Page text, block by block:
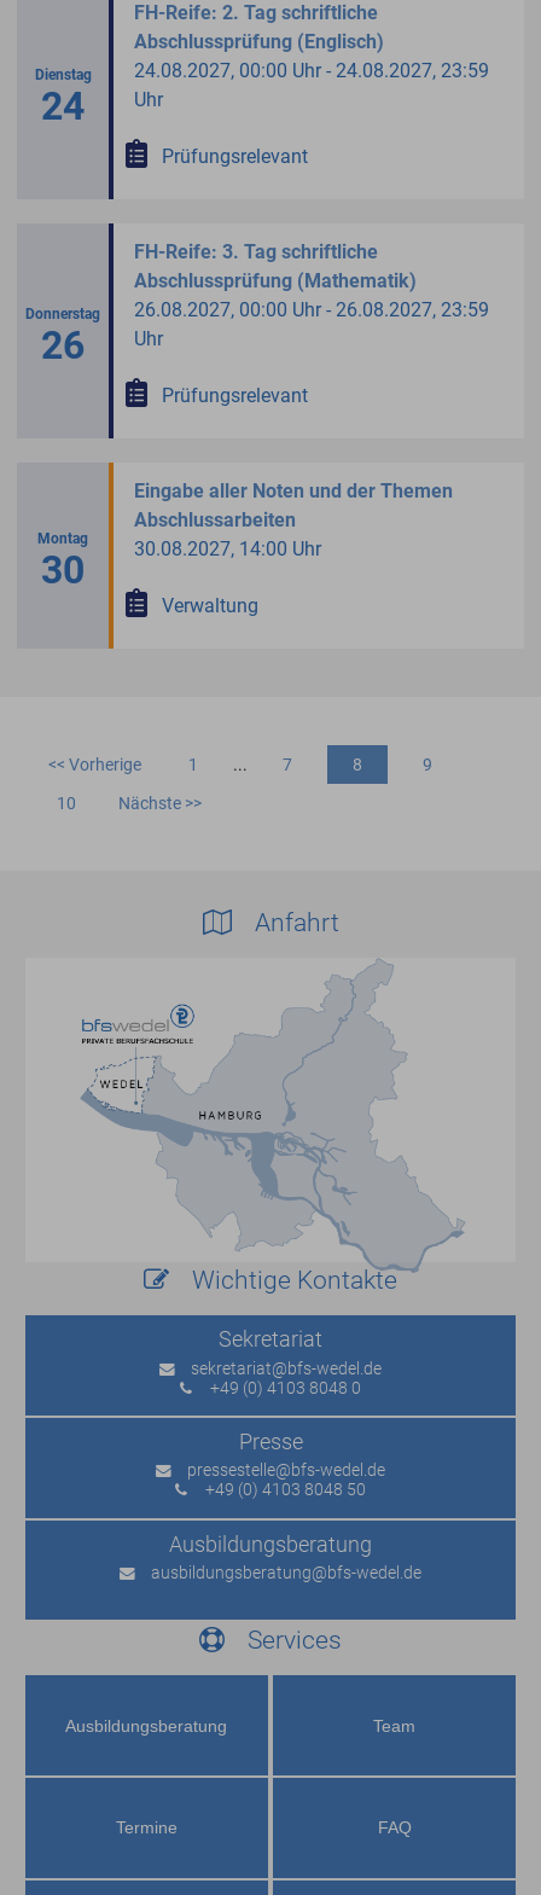
Dienstag
24
FH-Reife: 2. Tag schriftliche
Abschlussprüfung (Englisch)
24.08.2027, 00:00 Uhr - 24.08.2027, 23:59
Uhr
Prüfungsrelevant
Donnerstag
26
FH-Reife: 3. Tag schriftliche
Abschlussprüfung (Mathematik)
26.08.2027, 00:00 Uhr - 26.08.2027, 23:59
Uhr
Prüfungsrelevant
Montag
30
Eingabe aller Noten und der Themen
Abschlussarbeiten
30.08.2027, 14:00 Uhr
Verwaltung
<< Vorherige 1 ... 7 8
9
10
Nächste >>
Anfahrt
Wichtige Kontakte
Sekretariat
sekretariat@bfs-wedel.de
+49 (0) 4103 8048 0
Presse
pressestelle@bfs-wedel.de
+49 (0) 4103 8048 50
Ausbildungs­beratung
ausbildungsberatung@bfs-wedel.de
Services
Ausbildungs­beratung Team
Termine FAQ